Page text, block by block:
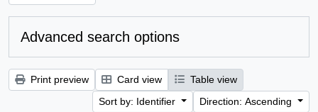
Advanced search options
Print preview Card view
Table view
Sort by: Identifier
Direction: Ascending